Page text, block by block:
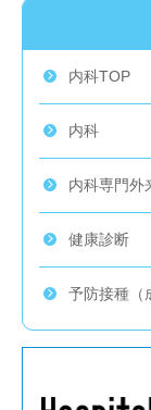
内科TOP
内科
内科専門外
健康診断
予防接種（